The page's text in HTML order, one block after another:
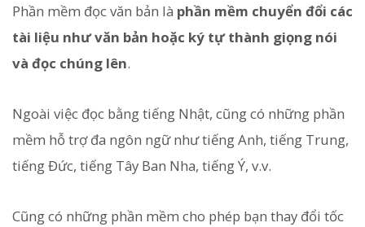
Phần mềm đọc văn bản là phần mềm chuyển đổi các
tài liệu như văn bản hoặc ký tự thành giọng nói
và đọc chúng lên.
Ngoài việc đọc bằng tiếng Nhật, cũng có những phần
mềm hỗ trợ đa ngôn ngữ như tiếng Anh, tiếng Trung,
tiếng Đức, tiếng Tây Ban Nha, tiếng Ý, v.v.
Cũng có những phần mềm cho phép bạn thay đổi tốc